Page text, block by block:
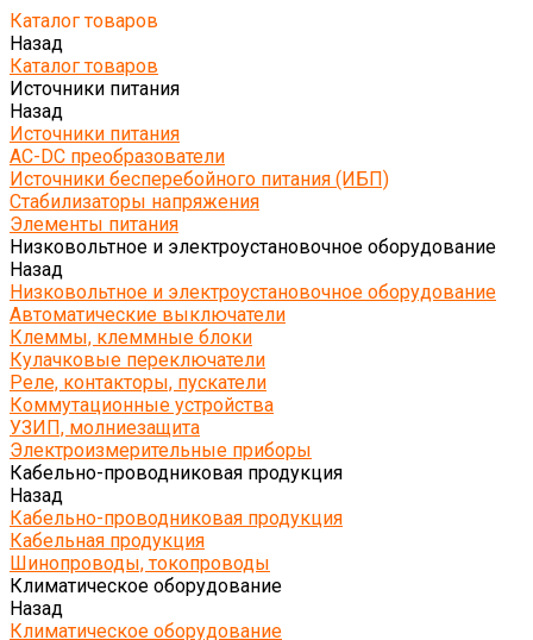
Каталог товаров
Назад
Каталог товаров
Источники питания
Назад
Источники питания
AC-DC преобразователи
Источники бесперебойного питания (ИБП)
Стабилизаторы напряжения
Элементы питания
Низковольтное и электроустановочное оборудование
Назад
Низковольтное и электроустановочное оборудование
Автоматические выключатели
Клеммы, клеммные блоки
Кулачковые переключатели
Реле, контакторы, пускатели
Коммутационные устройства
УЗИП, молниезащита
Электроизмерительные приборы
Кабельно-проводниковая продукция
Назад
Кабельно-проводниковая продукция
Кабельная продукция
Шинопроводы, токопроводы
Климатическое оборудование
Назад
Климатическое оборудование